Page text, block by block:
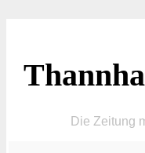
Die Zeitung